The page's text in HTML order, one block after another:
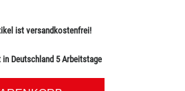
ist versandkostenfrei!
Deutschland 5 Arbeitstage